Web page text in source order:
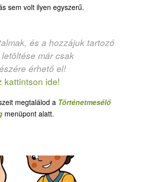
sem volt ilyen egyszerű.
és a hozzájuk tartozó
már csak
érhető el!
kattintson ide!
megtalálod a Történetmesélő
menüpont alatt.